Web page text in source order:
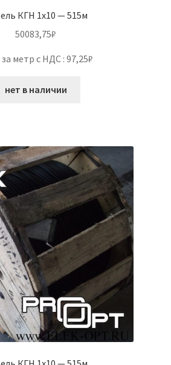
КГН 1х10 — 515м
50083,75₽
метр с НДС : 97,25₽
нет в наличии